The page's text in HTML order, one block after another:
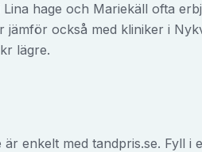
hage och Mariekäll ofta
jämför också med kliniker i
lägre.
är enkelt med tandpris.se. Fyll i